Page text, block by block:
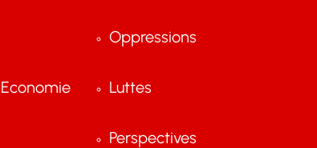
Oppressions
Luttes
Perspectives